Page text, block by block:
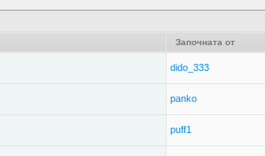
Започната от
dido_333
panko
puff1